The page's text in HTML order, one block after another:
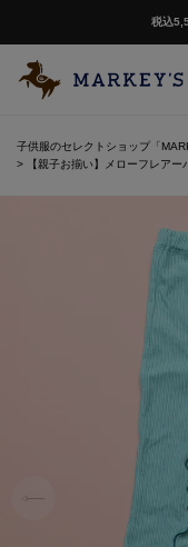
税込
子供服のセレクトショップ「
【親子お揃い】メローフレア